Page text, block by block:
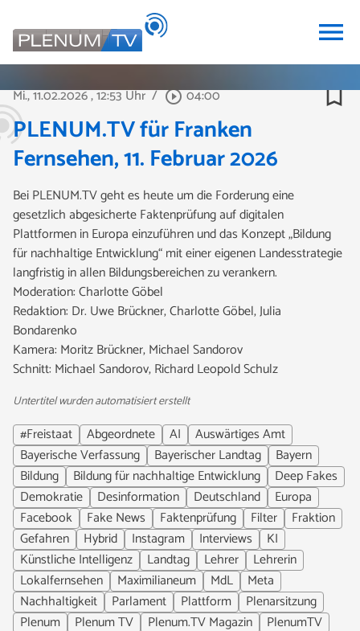
menu
Mi., 11.02.2026, 12:53 Uhr / play_circle_outline04:00 bookmark_border
PLENUM.TV für Franken
Fernsehen, 11. Februar 2026
Bei PLENUM.TV geht es heute um die Forderung eine
gesetzlich abgesicherte Faktenprüfung auf digitalen
Plattformen in Europa einzuführen und das Konzept „Bildung
für nachhaltige Entwicklung“ mit einer eigenen Landesstrategie
langfristig in allen Bildungsbereichen zu verankern.
Moderation: Charlotte Göbel
Redaktion: Dr. Uwe Brückner, Charlotte Göbel, Julia
Bondarenko
Kamera: Moritz Brückner, Michael Sandorov
Schnitt: Michael Sandorov, Richard Leopold Schulz
Untertitel wurden automatisiert erstellt
#Freistaat Abgeordnete AI
Auswärtiges Amt
Bayerische Verfassung
Bayerischer Landtag
Bayern
Bildung
Bildung für nachhaltige Entwicklung
Deep Fakes
Demokratie
Desinformation Deutschland
Europa
Facebook
Fake News Faktenprüfung Filter
Fraktion
Gefahren
Hybrid Instagram Interviews
KI
Künstliche Intelligenz
Landtag Lehrer
Lehrerin
Lokalfernsehen
Maximilianeum MdL
Meta
Nachhaltigkeit
Parlament Plattform
Plenarsitzung
Plenum
Plenum TV Plenum.TV Magazin
PlenumTV